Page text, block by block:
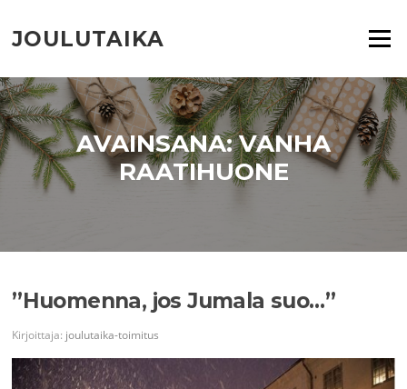
suoraan
sisältöön
JOULUTAIKA Valikko
AVAINSANA:VANHA
RAATIHUONE
”Huomenna, jos Jumala suo…”
Kirjoittaja: joulutaika-toimitus